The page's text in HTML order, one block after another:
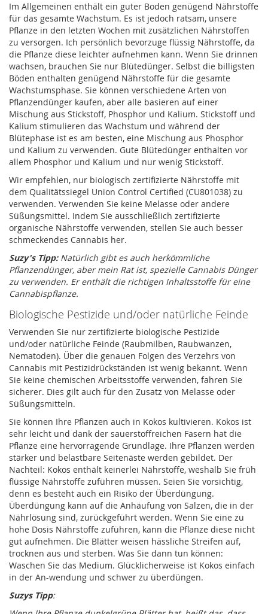
Im Allgemeinen enthält ein guter Boden genügend Nährstoffe
für das gesamte Wachstum. Es ist jedoch ratsam, unsere
Pflanze in den letzten Wochen mit zusätzlichen Nährstoffen
zu versorgen. Ich persönlich bevorzuge flüssig Nährstoffe, da
die Pflanze diese leichter aufnehmen kann. Wenn Sie drinnen
wachsen, brauchen Sie nur Blütedünger. Selbst die billigsten
Böden enthalten genügend Nährstoffe für die gesamte
Wachstumsphase. Sie können verschiedene Arten von
Pflanzendünger kaufen, aber alle basieren auf einer
Mischung aus Stickstoff, Phosphor und Kalium. Stickstoff und
Kalium stimulieren das Wachstum und während der
Blütephase ist es am besten, eine Mischung aus Phosphor
und Kalium zu verwenden. Gute Blütedünger enthalten vor
allem Phosphor und Kalium und nur wenig Stickstoff.
Wir empfehlen, nur biologisch zertifizierte Nährstoffe mit
dem Qualitätssiegel Union Control Certified (CU801038) zu
verwenden. Verwenden Sie keine Melasse oder andere
Süßungsmittel. Indem Sie ausschließlich zertifizierte
organische Nährstoffe verwenden, stellen Sie auch besser
schmeckendes Cannabis her.
Suzy's Tipp: Natürlich gibt es auch herkömmliche
Pflanzendünger, aber mein Rat ist, spezielle Cannabis Dünger
zu verwenden. Er enthält die richtigen Inhaltsstoffe für eine
Cannabispflanze.
Biologische Pestizide und/oder natürliche Feinde
Verwenden Sie nur zertifizierte biologische Pestizide
und/oder natürliche Feinde (Raubmilben, Raubwanzen,
Nematoden). Über die genauen Folgen des Verzehrs von
Cannabis mit Pestizidrückständen ist wenig bekannt. Wenn
Sie keine chemischen Arbeitsstoffe verwenden, fahren Sie
sicherer. Dies gilt auch für den Zusatz von Melasse oder
Süßungsmitteln.
Sie können Ihre Pflanzen auch in Kokos kultivieren. Kokos ist
sehr leicht und dank der sauerstoffreichen Fasern hat die
Pflanze eine hervorragende Grundlage. Ihre Pflanzen werden
stärker und belastbare Seitenäste werden gebildet. Der
Nachteil: Kokos enthält keinerlei Nährstoffe, weshalb Sie früh
flüssige Nährstoffe zuführen müssen. Seien Sie vorsichtig,
denn es besteht auch ein Risiko der Überdüngung.
Überdüngung kann auf die Anhäufung von Salzen, die in der
Nährlösung sind, zurückgeführt werden. Wenn Sie eine zu
hohe Dosis Nährstoffe zuführen, kann die Pflanze diese nicht
gut aufnehmen. Die Blätter weisen hässliche Streifen auf,
trocknen aus und sterben. Was Sie dann tun können:
Waschen Sie das Medium. Glücklicherweise ist Kokos einfach
in der An-wendung und schwer zu überdüngen.
Suzys Tipp: